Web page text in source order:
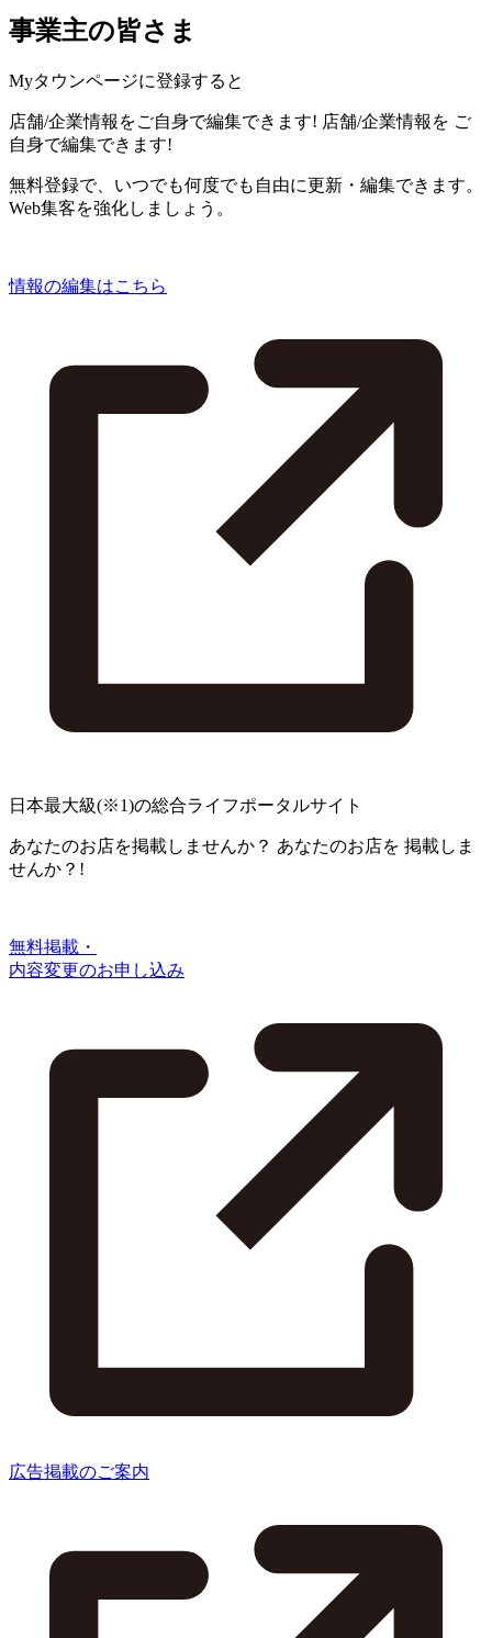
事業主の皆さま
Myタウンページに登録すると
店舗/企業情報をご自身で編集できます! 店舗/企業情報を ご
自身で編集できます!
無料登録で、いつでも何度でも自由に更新・編集できます。
Web集客を強化しましょう。
情報の編集はこちら
日本最大級(※1)の総合ライフポータルサイト
あなたのお店を掲載しませんか？ あなたのお店を 掲載しま
せんか？!
無料掲載・
内容変更のお申し込み
広告掲載のご案内